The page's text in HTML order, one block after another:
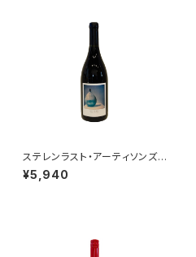
ステレンラスト・アーティソンズ・
アフターエイト・シラー 2023
¥5,940